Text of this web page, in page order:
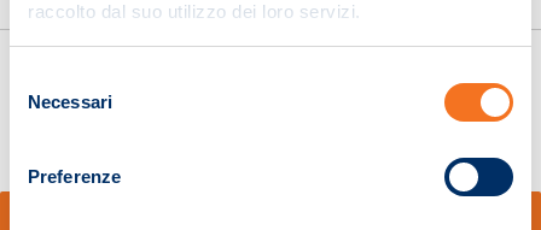
raccolto dal suo utilizzo dei loro servizi.
delNecessari
Preferenze